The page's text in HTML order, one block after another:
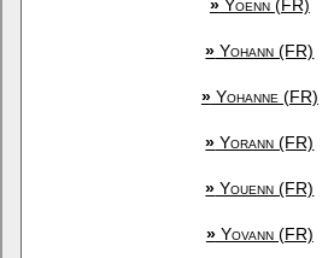
»Yoenn (FR)
» Yohann (FR)
»Yohanne (FR)
» Yorann (FR)
» Youenn (FR)
»Yovann (FR)